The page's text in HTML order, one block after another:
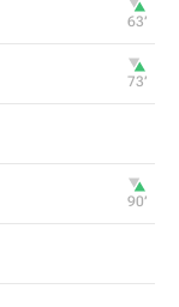
63‎’‎
73‎’‎
90‎’‎